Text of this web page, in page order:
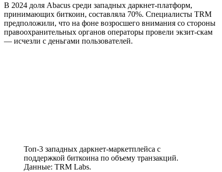
В 2024 доля Abacus среди западных даркнет-платформ,
принимающих биткоин, составляла 70%. Специалисты TRM
предположили, что на фоне возросшего внимания со стороны
правоохранительных органов операторы провели экзит-скам
— исчезли с деньгами пользователей.
Топ-3 западных даркнет-маркетплейса с
поддержкой биткоина по объему транзакций.
Данные: TRM Labs.